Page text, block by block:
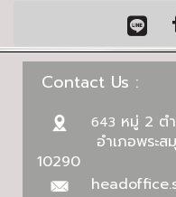
Contact Us :
643 หมู่ 2 ต
อำเภอพระสมุทร
10290